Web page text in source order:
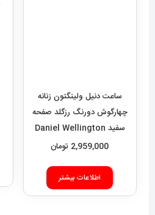
چهارگوش دورنگ رزگلد صفحه
سفید Daniel Wellington
Quadro 423
اطلاعات بیشتر